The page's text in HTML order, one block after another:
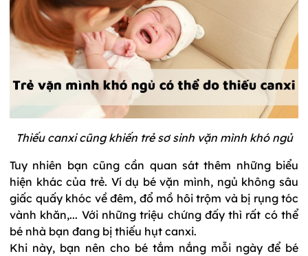
Thiếu canxi cũng khiến trẻ sơ sinh vặn mình khó ngủ
Tuy nhiên bạn cũng cần quan sát thêm những biểu
hiện khác của trẻ. Ví dụ bé vặn mình, ngủ không sâu
giấc quấy khóc về đêm, đổ mồ hôi trộm và bị rụng tóc
vành khăn,... Với những triệu chứng đấy thì rất có thể
bé nhà bạn đang bị thiếu hụt canxi.
Khi này, bạn nên cho bé tắm nắng mỗi ngày để bé